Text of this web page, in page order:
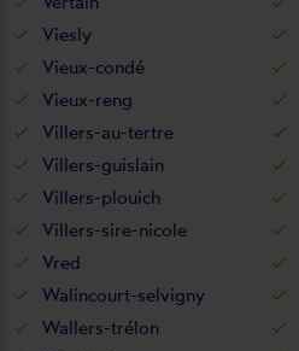
Viesly
Vieux-condé
Vieux-reng
Villers-au-tertre
Villers-guislain
Villers-plouich
Villers-sire-nicole
Vred
Walincourt-selvigny
Wallers-trélon